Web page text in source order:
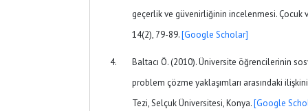
geçerlik ve güvenirliğinin incelenmesi. Çocuk
14(2), 79-89.[Google Scholar]
Baltacı Ö. (2010). Üniversite öğrencilerinin
problem çözme yaklaşımları arasındaki
Tezi, Selçuk Üniversitesi, Konya.[Google